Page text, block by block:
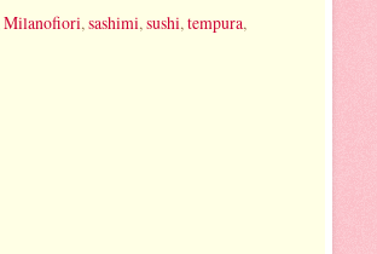
Milanofiori, sashimi, sushi, tempura,